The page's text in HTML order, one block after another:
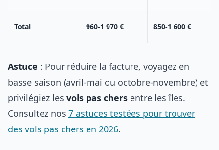
Total 960-1 970 € 850-1 600 €
Astuce : Pour réduire la facture, voyagez en
basse saison (avril-mai ou octobre-novembre) et
privilégiez les vols pas chers entre les îles.
Consultez nos 7 astuces testées pour trouver
des vols pas chers en 2026.